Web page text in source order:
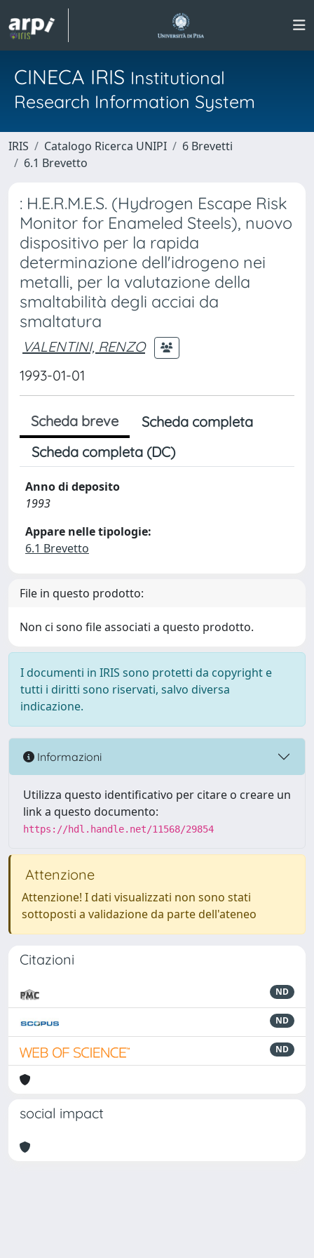
CINECA IRIS Institutional
Research Information System
IRIS Catalogo Ricerca UNIPI
6 Brevetti
6.1 Brevetto
: H.E.R.M.E.S. (Hydrogen Escape Risk
Monitor for Enameled Steels), nuovo
dispositivo per la rapida
determinazione dell'idrogeno nei
metalli, per la valutazione della
smaltabilità degli acciai da
smaltatura
VALENTINI, RENZO
1993-01-01
Scheda breve
Scheda completa
Scheda completa (DC)
Anno di deposito
1993
Appare nelle tipologie:
6.1 Brevetto
File in questo prodotto:
Non ci sono file associati a questo prodotto.
I documenti in IRIS sono protetti da copyright e
tutti i diritti sono riservati, salvo diversa
indicazione.
Informazioni
Utilizza questo identificativo per citare o creare un
link a questo documento:
https://hdl.handle.net/11568/29854
Attenzione
Attenzione! I dati visualizzati non sono stati
sottoposti a validazione da parte dell'ateneo
Citazioni
ND
ND
ND
social impact